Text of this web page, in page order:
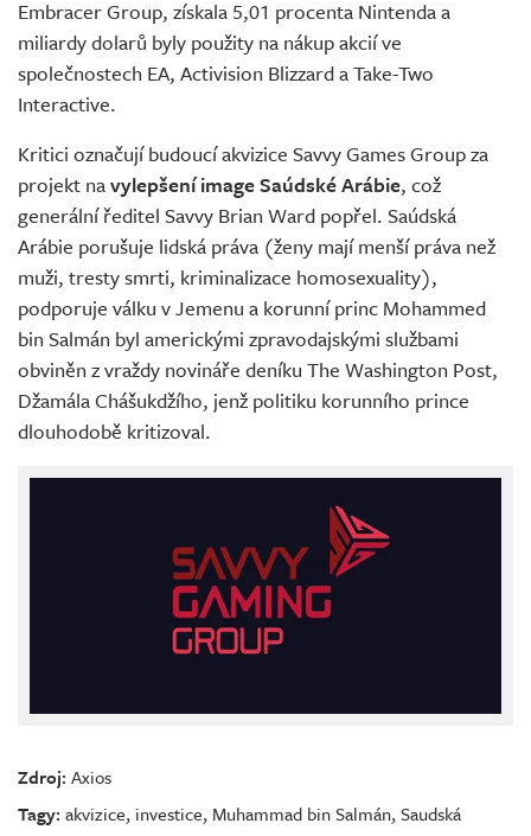
Embracer Group, získala 5,01 procenta Nintenda a
miliardy dolarů byly použity na nákup akcií ve
společnostech EA, Activision Blizzard a Take-Two
Interactive.
Kritici označují budoucí akvizice Savvy Games Group za
projekt navylepšení image Saúdské Arábie, což
generální ředitel Savvy Brian Ward popřel. Saúdská
Arábie porušuje lidská práva (ženy mají menší práva než
muži, tresty smrti, kriminalizace homosexuality),
podporuje válku v Jemenu a korunní princ Mohammed
bin Salmán byl americkými zpravodajskými službami
obviněn z vraždy novináře deníku The Washington Post,
Džamála Chášukdžího, jenž politiku korunního prince
dlouhodobě kritizoval.
Zdroj:Axios
Tagy:akvizice, investice, Muhammad bin Salmán,Saudská